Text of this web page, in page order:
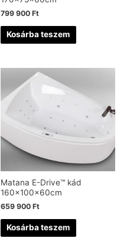
799 900 Ft
Kosárba teszem
Matana E-Drive™ kád
160x100x60cm
659 900 Ft
Kosárba teszem